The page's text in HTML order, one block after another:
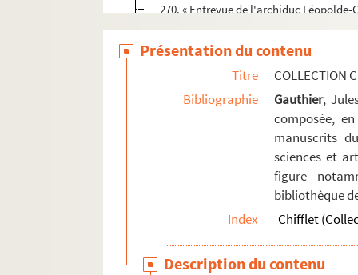
270. « Entrevue de l'archiduc
271. « Relation de l'entreveüe de D.
Ms Chiflet 68. « Pièces historiques
Ms Chiflet 69. Supplément aux recueils
Présentation du contenu
Titre
COLLECTION
Bibliographie
Gauthier,
composée,
manuscrits
sciences et
figure
bibliothèque
Index
Chifflet
Description du contenu